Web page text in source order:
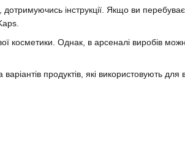
дотримуючись інструкції. Якщо ви
косметики. Однак, в арсеналі виробів
продуктів, які використовують для